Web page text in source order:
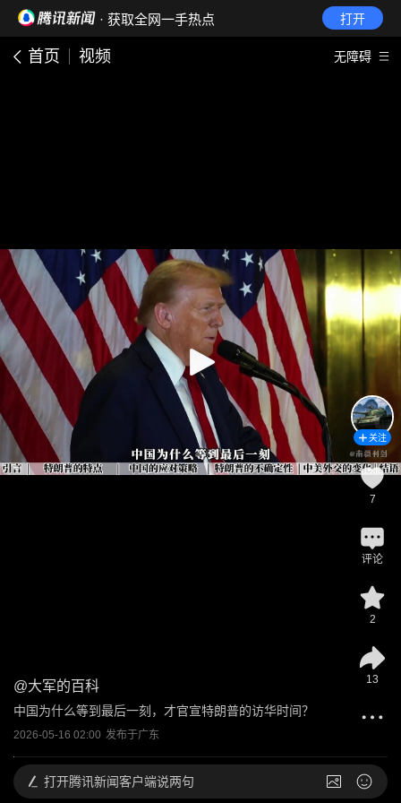
· 获取全网一手热点 打开
首页 视频 无障碍
@大军的百科
中国为什么等到最后一刻，才官宣特朗普的访华时间？
2026-05-16 02:00 发布于广东
关注
7
评论
2
13
打开腾讯新闻客户端说两句